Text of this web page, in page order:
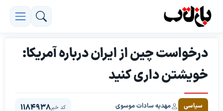
درخواست چین از ایران درباره آمریکا:
خویشتن داری کنید
سیاسی مهدیه سادات موسوی کد خبر1184938